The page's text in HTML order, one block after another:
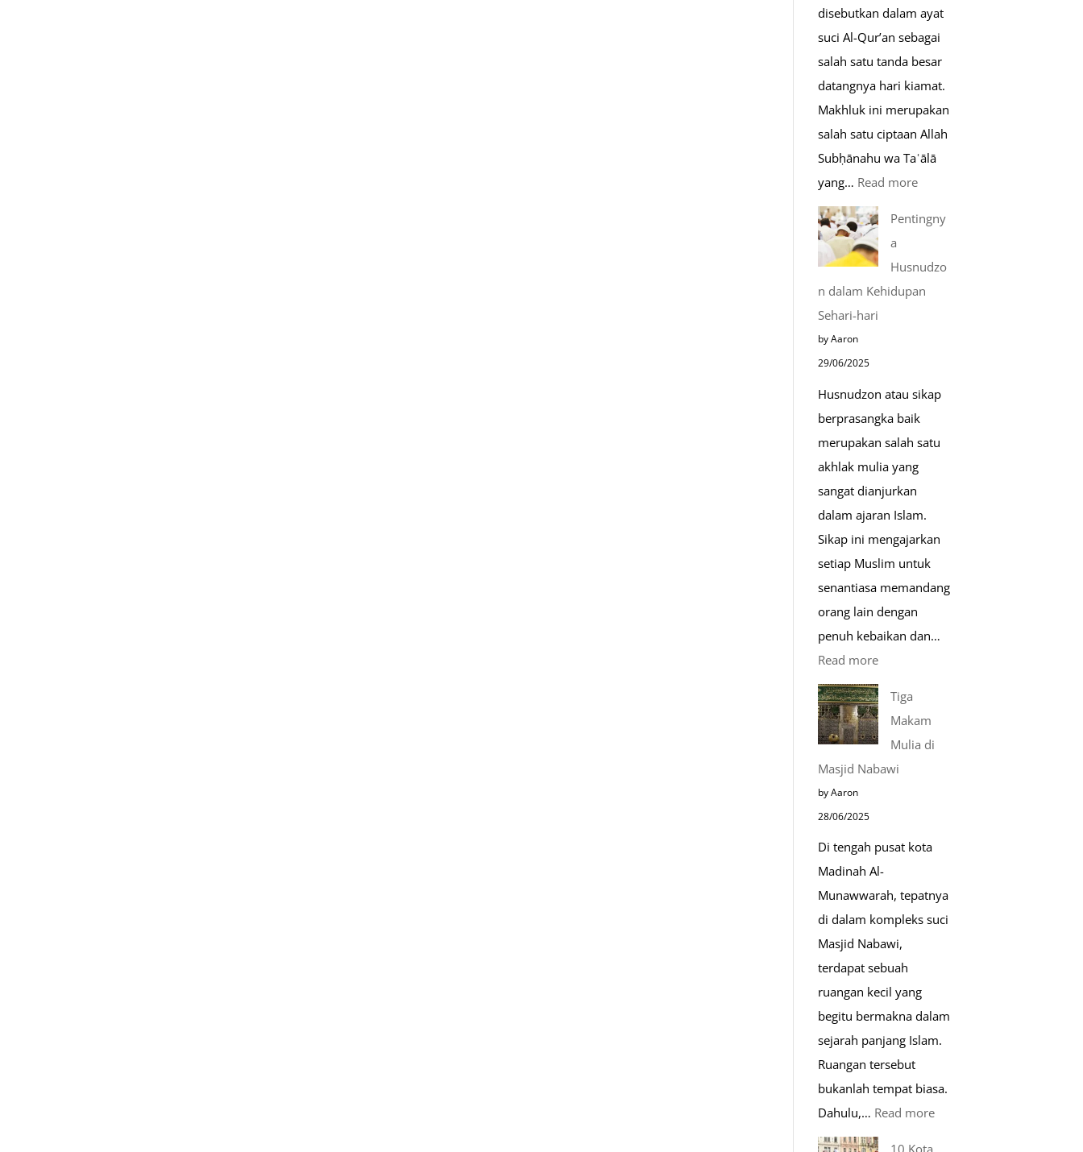
disebutkan dalam ayat
suci Al-Qur’an sebagai
salah satu tanda besar
datangnya hari kiamat.
Makhluk ini merupakan
salah satu ciptaan Allah
Subḥānahu wa Taʿālā
yang… Read more:
Dabbah
Pentingny
a
Husnudzo
n dalam Kehidupan
Sehari-hari
by Aaron
29/06/2025
Husnudzon atau sikap
berprasangka baik
merupakan salah satu
akhlak mulia yang
sangat dianjurkan
dalam ajaran Islam.
Sikap ini mengajarkan
setiap Muslim untuk
senantiasa memandang
orang lain dengan
penuh kebaikan dan…
Read more:
Pentingnya
Husnudzon
dalam
Tiga
Makam
Mulia di
Masjid Nabawi
by Aaron
28/06/2025
Di tengah pusat kota
Madinah Al-
Munawwarah, tepatnya
di dalam kompleks suci
Masjid Nabawi,
terdapat sebuah
ruangan kecil yang
begitu bermakna dalam
sejarah panjang Islam.
Ruangan tersebut
bukanlah tempat biasa.
Dahulu,… Read more:
10 Kota